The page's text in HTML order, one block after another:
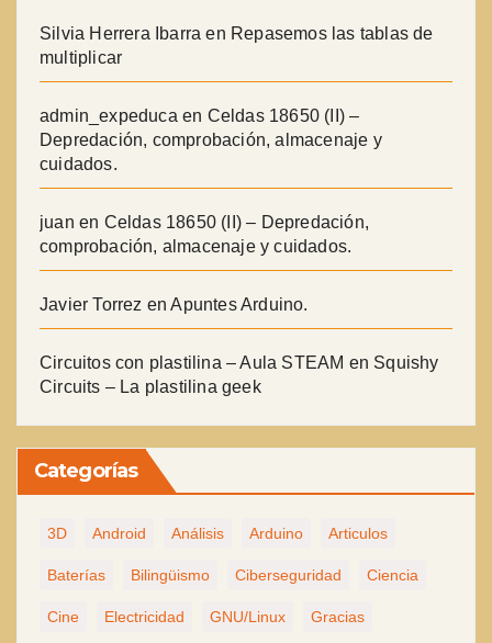
Silvia Herrera Ibarra en Repasemos las tablas de
multiplicar
admin_expeduca en Celdas 18650 (II) –
Depredación, comprobación, almacenaje y
cuidados.
juan en Celdas 18650 (II) – Depredación,
comprobación, almacenaje y cuidados.
Javier Torrez enApuntes Arduino.
Circuitos con plastilina – Aula STEAM en Squishy
Circuits – La plastilina geek
Categorías
3D Android Análisis Arduino Articulos
Baterías Bilingüismo Ciberseguridad Ciencia
Cine Electricidad GNU/Linux Gracias